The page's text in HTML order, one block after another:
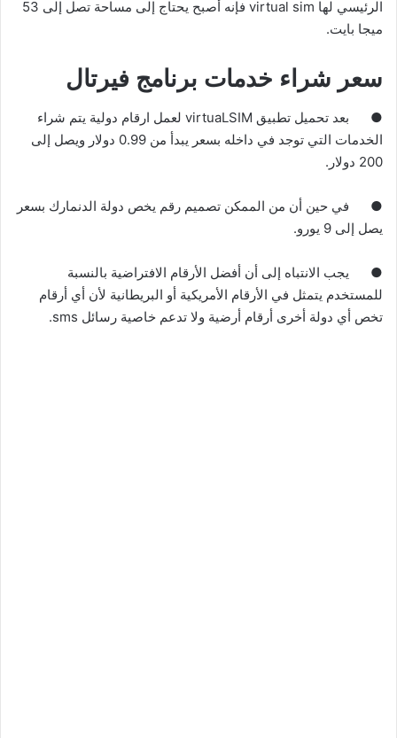
الرئيسي لها virtual sim فإنه أصبح يحتاج إلى مساحة تصل إلى
53
ميجا بايت.
سعر شراء خدمات برنامج فيرتال
●
بعد تحميل تطبيق virtuaLSIM لعمل ارقام دولية يتم شراء
الخدمات التي توجد في داخله بسعر يبدأ من 0.99 دولار ويصل إلى
200 دولار .
● في حين أن من الممكن تصميم رقم يخص دولة الدنمارك بسعر
يصل إلى 9 يورو.
● يجب الانتباه إلى أن أفضل الأرقام الافتراضية بالنسبة
للمستخدم يتمثل في الأرقام الأمريكية أو البريطانية لأن أي أرقام
تخص أي دولة أخرى أرقام أرضية ولا تدعم خاصية رسائل sms
.